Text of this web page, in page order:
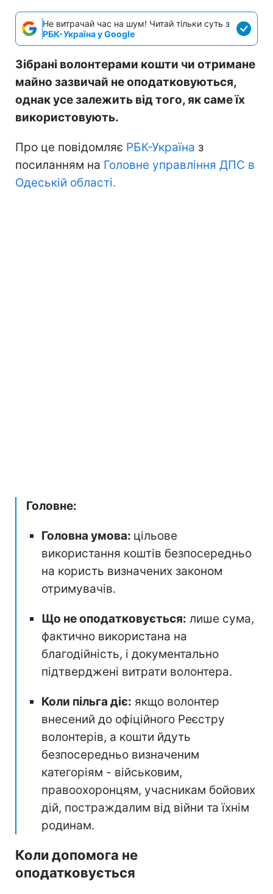
Не витрачай час на шум! Читай тільки суть з
РБК-Україна у Google
Зібрані волонтерами кошти чи отримане
майно зазвичай не оподатковуються,
однак усе залежить від того, як саме їх
використовують.
Про це повідомляє РБК-Україна з
посиланням на Головне управління ДПС в
Одеській області.
Головне:
Головна умова: цільове
використання коштів безпосередньо
на користь визначених законом
отримувачів.
Що не оподатковується: лише сума,
фактично використана на
благодійність, і документально
підтверджені витрати волонтера.
Коли пільга діє: якщо волонтер
внесений до офіційного Реєстру
волонтерів, а кошти йдуть
безпосередньо визначеним
категоріям - військовим,
правоохоронцям, учасникам бойових
дій, постраждалим від війни та їхнім
родинам.
Коли допомога не
оподатковується